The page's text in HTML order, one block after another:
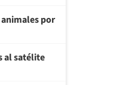
por
al satélite